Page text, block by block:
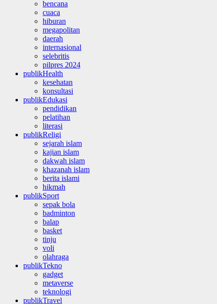
bencana
cuaca
hiburan
megapolitan
daerah
internasional
selebritis
pilpres 2024
publikHealth
kesehatan
konsultasi
publikEdukasi
pendidikan
pelatihan
literasi
publikReligi
sejarah islam
kajian islam
dakwah islam
khazanah islam
berita islami
hikmah
publikSport
sepak bola
badminton
balap
basket
tinju
voli
olahraga
publikTekno
gadget
metaverse
teknologi
publikTravel